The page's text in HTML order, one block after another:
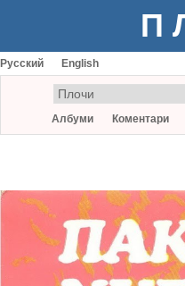
Русский English
Албуми Коментари